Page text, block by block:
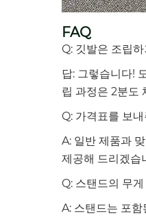
FAQ
Q: 깃발은 조립
답: 그렇습니다!
립 과정은 2분도
Q: 가격표를 보
A: 일반 제품과
제공해 드리겠습
Q: 스탠드의 무
A: 스탠드는 포